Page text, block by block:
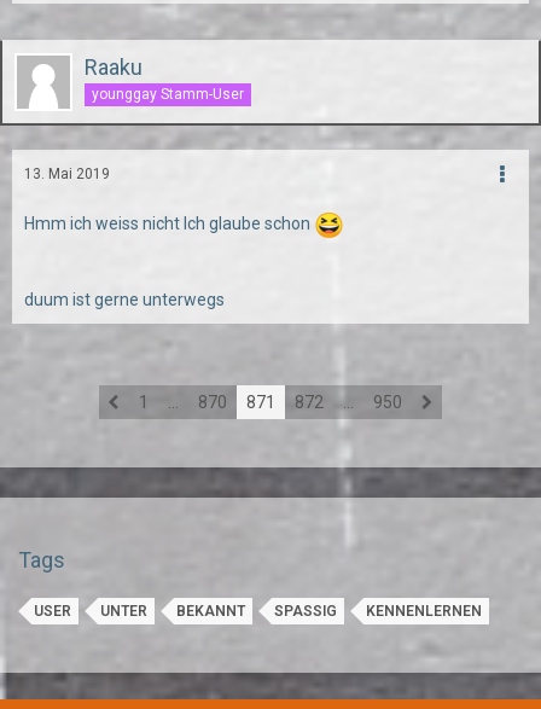
Raaku
younggay Stamm-User
13. Mai 2019
Hmm ich weiss nicht Ich glaube schon
duum ist gerne unterwegs
1 870 871 872 950
Tags
USER UNTER BEKANNT SPASSIG KENNENLERNEN